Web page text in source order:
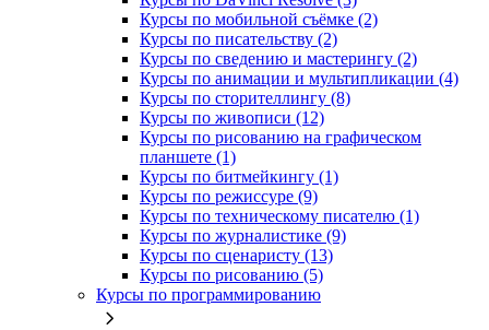
Курсы по мобильной съёмке (2)
Курсы по писательству (2)
Курсы по сведению и мастерингу (2)
Курсы по анимации и мультипликации (4)
Курсы по сторителлингу (8)
Курсы по живописи (12)
Курсы по рисованию на графическом
планшете (1)
Курсы по битмейкингу (1)
Курсы по режиссуре (9)
Курсы по техническому писателю (1)
Курсы по журналистике (9)
Курсы по сценаристу (13)
Курсы по рисованию (5)
Курсы по программированию